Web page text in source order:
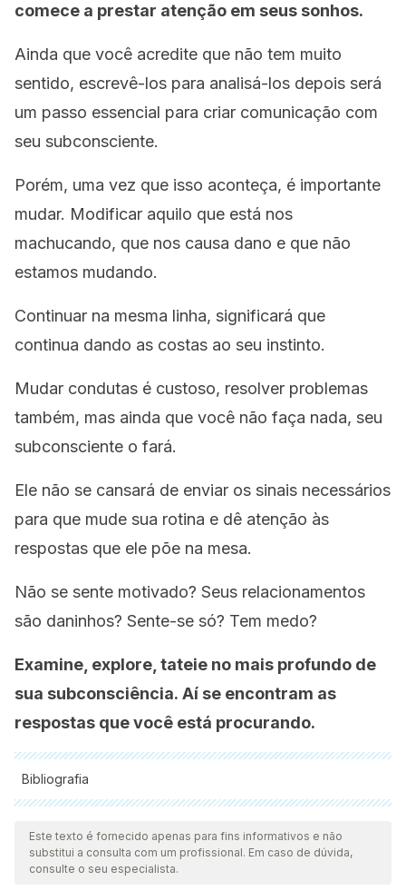
comece a prestar atenção em seus sonhos.
Ainda que você acredite que não tem muito
sentido, escrevê-los para analisá-los depois será
um passo essencial para criar comunicação com
seu subconsciente.
Porém, uma vez que isso aconteça, é importante
mudar. Modificar aquilo que está nos
machucando, que nos causa dano e que não
estamos mudando.
Continuar na mesma linha, significará que
continua dando as costas ao seu instinto.
Mudar condutas é custoso, resolver problemas
também, mas ainda que você não faça nada, seu
subconsciente o fará.
Ele não se cansará de enviar os sinais necessários
para que mude sua rotina e dê atenção às
respostas que ele põe na mesa.
Não se sente motivado? Seus relacionamentos
são daninhos? Sente-se só? Tem medo?
Examine, explore, tateie no mais profundo de
sua subconsciência. Aí se encontram as
respostas que você está procurando.
Bibliografia
Todas as fontes citadas foram minuciosamente revisadas por
nossa equipe para garantir sua qualidade, confiabilidade,
atualidade e validade. A bibliografia deste artigo foi
Este texto é fornecido apenas para fins informativos e não
substitui a consulta com um profissional. Em caso de dúvida,
consulte o seu especialista.